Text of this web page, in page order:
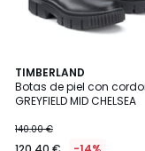
TIMBERLAND
Botas de piel con
GREYFIELD MID CHELSEA
140.00 €
4,8
/ 5